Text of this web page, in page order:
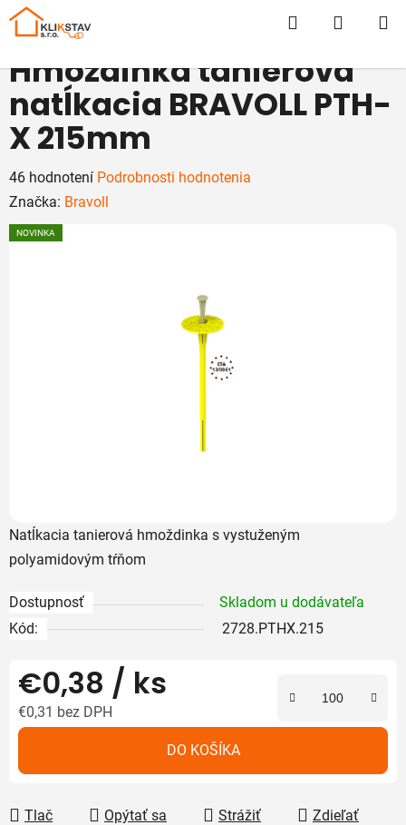
Prejsť
Hľadať
Natĺkacia tanierová hmoždinka s vystuženým
polyamidovým tŕňom
Dostupnosť
Skladom u dodávateľa
Kód:
2728.PTHX.215
€0,38 / ks
€0,31 bez DPH
DO KOŠÍKA
Tlač Opýtať sa Strážiť Zdieľať
Hmoždinka tanierová
natĺkacia BRAVOLL PTH-
X 215mm
Priemerné
hodnotenie
produktu
46 hodnotení Podrobnosti hodnotenia
Značka: Bravoll
NOVINKA